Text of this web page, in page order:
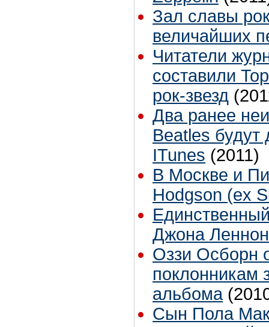
Зал славы
величайших
Читатели
составили
рок-звезд
Два ранее
Beatles будут
ITunes (2011)
В Москве и
Hodgson (ex
Джона
Оззи Осборн
поклонникам
альбома
Сын Пола